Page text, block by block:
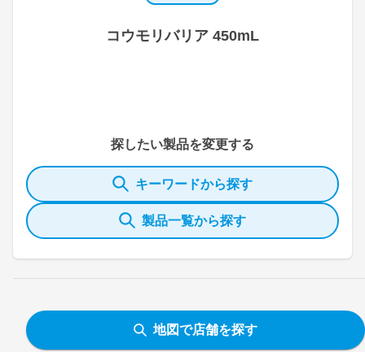
コウモリバリア 450mL
探したい製品を変更する
キーワードから探す
製品一覧から探す
地図で店舗を探す